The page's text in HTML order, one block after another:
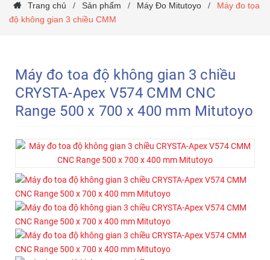
Trang chủ / Sản phẩm / Máy Đo Mitutoyo /
Máy đo tọa
độ không gian 3 chiều CMM
Máy đo toa độ không gian 3 chiều
CRYSTA-Apex V574 CMM CNC
Range 500 x 700 x 400 mm Mitutoyo